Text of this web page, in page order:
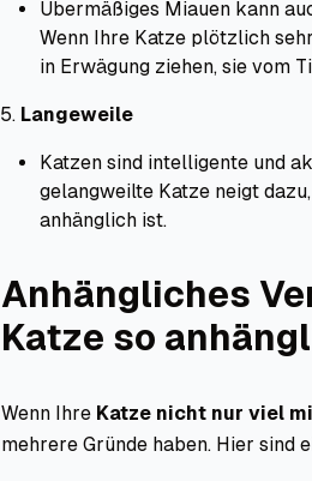
Übermäßiges Miauen kann
Wenn Ihre Katze plötzlich
in Erwägung ziehen, sie vom
Langeweile
Katzen sind intelligente und
gelangweilte Katze neigt
anhänglich ist.
Anhängliches
Katze so
Wenn Ihre Katze nicht nur viel
mehrere Gründe haben. Hier sind